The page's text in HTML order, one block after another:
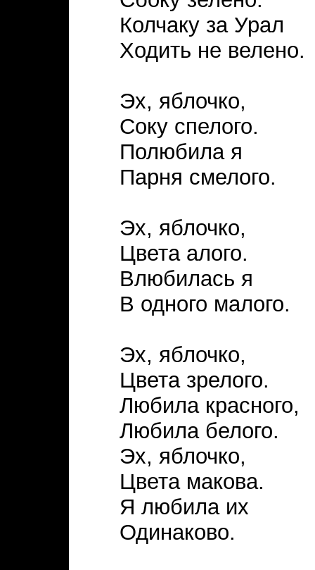
Колчаку за Урал
Ходить не велено.
Эх, яблочко,
Соку спелого.
Полюбила я
Парня смелого.
Эх, яблочко,
Цвета алого.
Влюбилась я
В одного малого.
Эх, яблочко,
Цвета зрелого.
Любила красного,
Любила белого.
Эх, яблочко,
Цвета макова.
Я любила их
Одинаково.